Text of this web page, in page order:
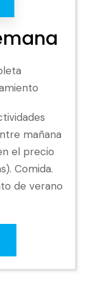
mañana
el precio
Comida.
de verano